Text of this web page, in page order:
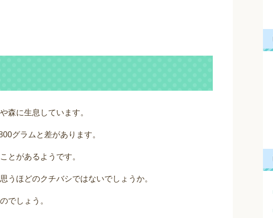
森に生息しています。
グラムと差があります。
とがあるようです。
うほどのクチバシではないでしょうか。
でしょう。